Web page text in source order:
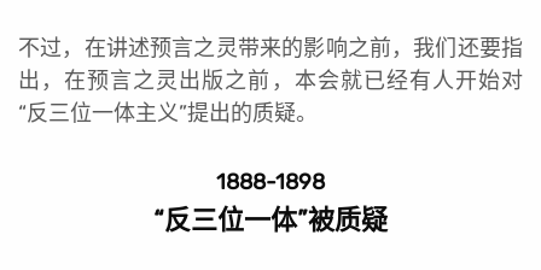
不过，在讲述预言之灵带来的影响之前，我们还要指
出，在预言之灵出版之前，本会就已经有人开始对
“反三位一体主义”提出的质疑。
1888-1898
“反三位一体”被质疑